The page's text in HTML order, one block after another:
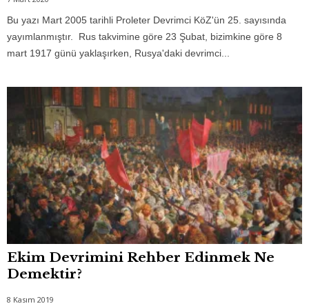
Bu yazı Mart 2005 tarihli Proleter Devrimci KöZ'ün 25. sayısında
yayımlanmıştır. Rus tak­vi­mi­ne gö­re 23 Şu­bat, bi­zim­ki­ne göre 8
mart 1917 gü­nü yak­laşır­ken, Rus­ya'da­ki dev­rim­ci...
Ekim Devrimini Rehber Edinmek Ne
Demektir?
8 Kasım 2019